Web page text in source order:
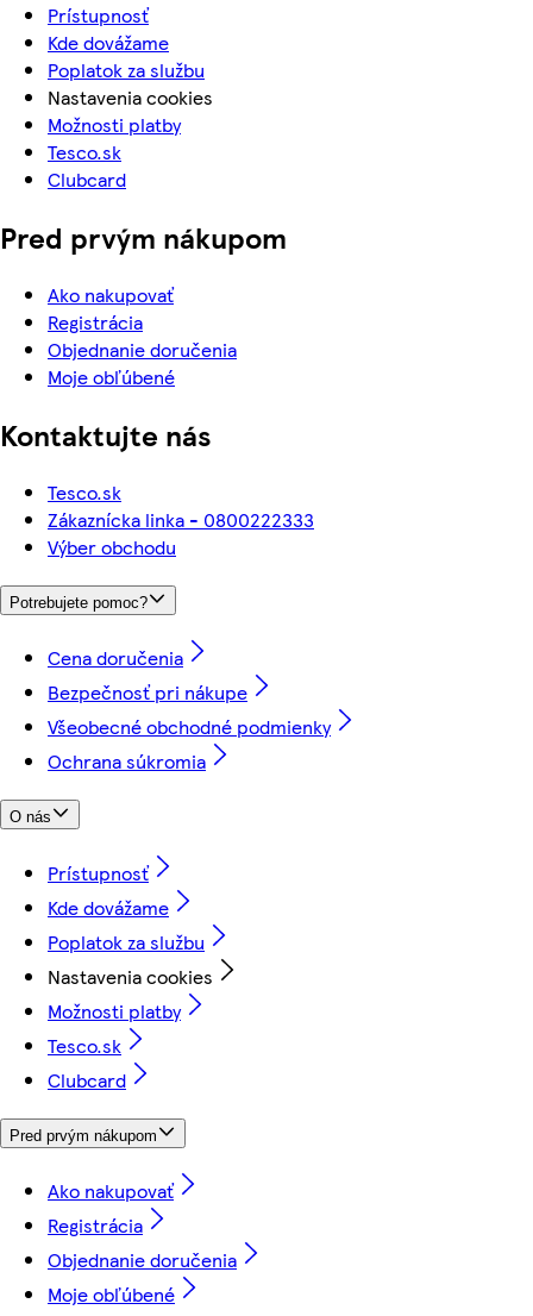
Prístupnosť
Kde dovážame
Poplatok za službu
Nastavenia cookies
Možnosti platby
Tesco.sk
Clubcard
Pred prvým nákupom
Ako nakupovať
Registrácia
Objednanie doručenia
Moje obľúbené
Kontaktujte nás
Tesco.sk
Zákaznícka linka - 0800222333
Výber obchodu
Potrebujete pomoc?
Cena doručenia
Bezpečnosť pri nákupe
Všeobecné obchodné podmienky
Ochrana súkromia
O nás
Prístupnosť
Kde dovážame
Poplatok za službu
Nastavenia cookies
Možnosti platby
Tesco.sk
Clubcard
Pred prvým nákupom
Ako nakupovať
Registrácia
Objednanie doručenia
Moje obľúbené